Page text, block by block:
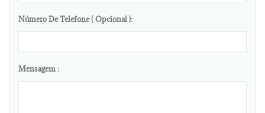
Número De Telefone ( Opcional ):
Mensagem :